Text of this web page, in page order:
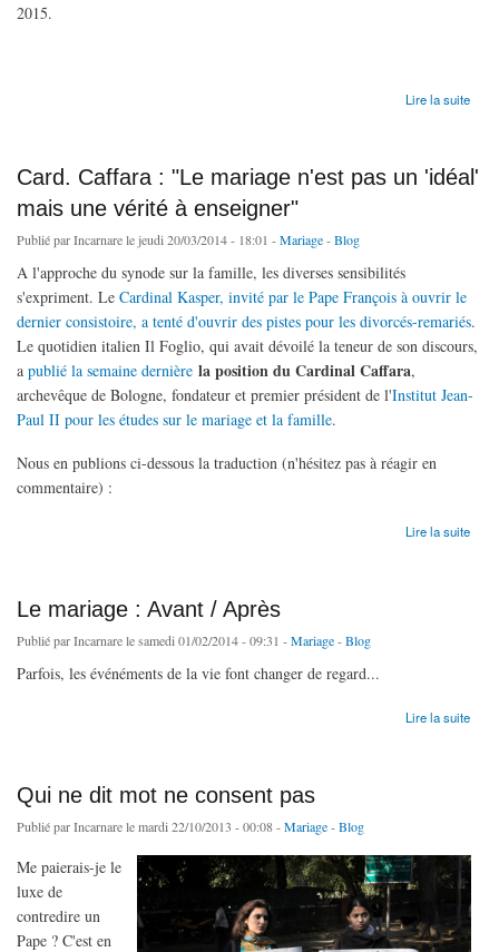
2015.
Lire la suite
Card. Caffara : "Le mariage n'est pas un 'idéal'
mais une vérité à enseigner"
Publié parIncarnarele jeudi 20/03/2014 - 18:01 -Mariage-Blog
A l'approche du synode sur la famille, les diverses sensibilités
s'expriment. Le Cardinal Kasper, invité par le Pape François à ouvrir le
dernier consistoire, a tenté d'ouvrir des pistes pour les divorcés-remariés.
Le quotidien italien Il Foglio, qui avait dévoilé la teneur de son discours,
a publié la semaine dernière la position du Cardinal Caffara,
archevêque de Bologne, fondateur et premier président de l'Institut Jean-
Paul II pour les études sur le mariage et la famille.
Nous en publions ci-dessous la traduction (n'hésitez pas à réagir en
commentaire) :
Lire la suite
de Card. Caffara : "Le mariage n'est pas un 'idéal' mais une vérité à enseigner"
Le mariage : Avant / Après
Publié parIncarnarele samedi 01/02/2014 - 09:31 -Mariage-Blog
Parfois, les événéments de la vie font changer de regard...
Lire la suite
Qui ne dit mot ne consent pas
Publié parIncarnarele mardi 22/10/2013 - 00:08 -Mariage-Blog
Me paierais-je le
luxe de
contredire un
Pape ? C'est en